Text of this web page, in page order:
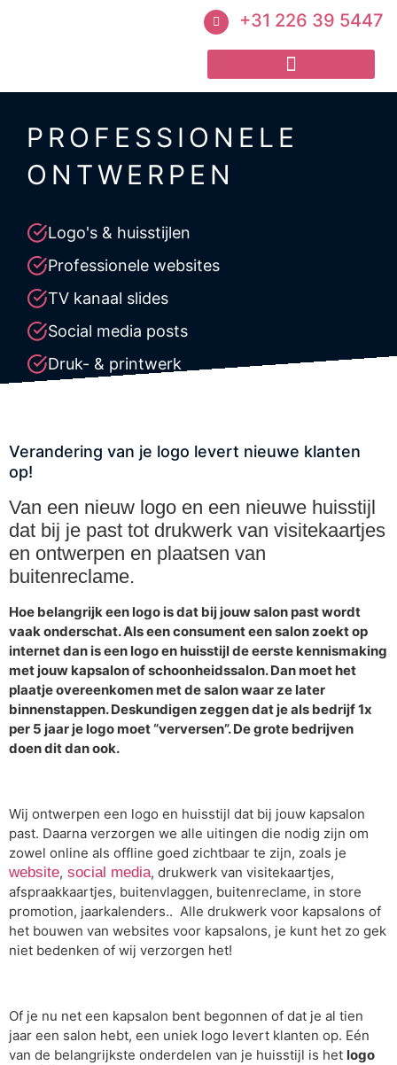
+31 226 39 5447
PROFESSIONELE
ONTWERPEN
Logo's & huisstijlen
Professionele websites
TV kanaal slides
Social media posts
Druk- & printwerk
Verandering van je logo levert nieuwe klanten
op!
Van een nieuw logo en een nieuwe huisstijl
dat bij je past tot drukwerk van visitekaartjes
en ontwerpen en plaatsen van
buitenreclame.
Hoe belangrijk een logo is dat bij jouw salon past wordt
vaak onderschat. Als een consument een salon zoekt op
internet dan is een logo en huisstijl de eerste kennismaking
met jouw kapsalon of schoonheidssalon. Dan moet het
plaatje overeenkomen met de salon waar ze later
binnenstappen. Deskundigen zeggen dat je als bedrijf 1x
per 5 jaar je logo moet “verversen”. De grote bedrijven
doen dit dan ook.
Wij ontwerpen een logo en huisstijl dat bij jouw kapsalon
past. Daarna verzorgen we alle uitingen die nodig zijn om
zowel online als offline goed zichtbaar te zijn, zoals je
website, social media, drukwerk van visitekaartjes,
afspraakkaartjes, buitenvlaggen, buitenreclame, in store
promotion, jaarkalenders.. Alle drukwerk voor kapsalons of
het bouwen van websites voor kapsalons, je kunt het zo gek
niet bedenken of wij verzorgen het!
Of je nu net een kapsalon bent begonnen of dat je al tien
jaar een salon hebt, een uniek logo levert klanten op. Eén
van de belangrijkste onderdelen van je huisstijl is het logo